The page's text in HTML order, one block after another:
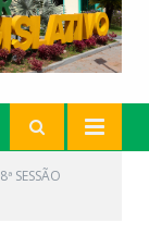
SESSÃO